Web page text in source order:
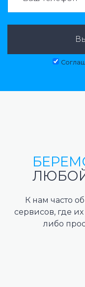
К нам часто
сервисов, где
либо